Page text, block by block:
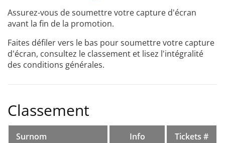
Assurez-vous de soumettre votre capture d'écran
avant la fin de la promotion.
Faites défiler vers le bas pour soumettre votre capture
d'écran, consultez le classement et lisez l'intégralité
des conditions générales.
Classement
Surnom Info Tickets #